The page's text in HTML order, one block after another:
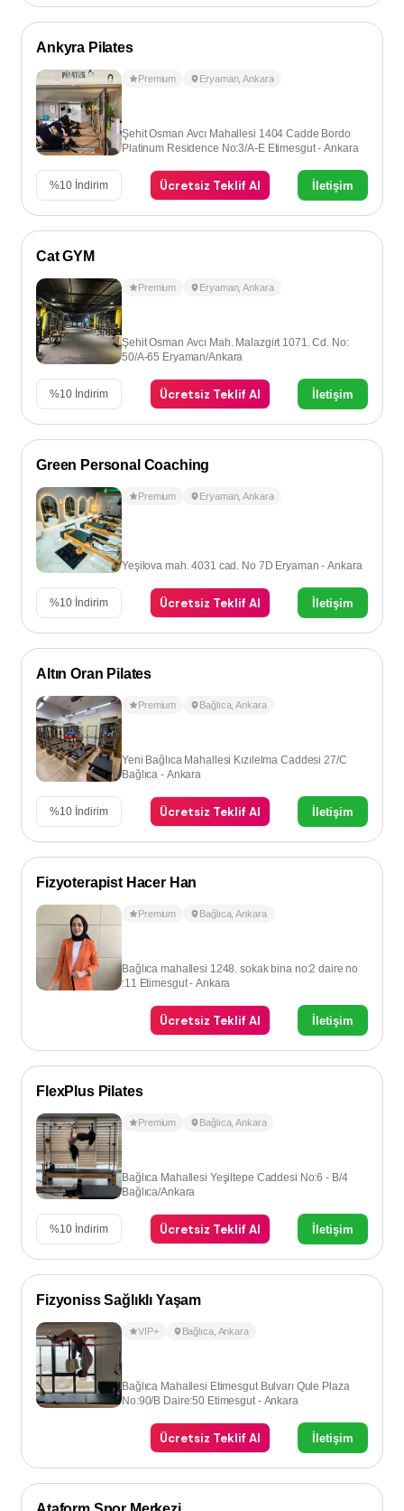
Ankyra Pilates
Premium Eryaman,Ankara
Şehit Osman Avcı Mahallesi 1404 Cadde Bordo
Platinum Residence No:3/A-E Etimesgut - Ankara
%10 İndirim Ücretsiz Teklif Al İletişim
Cat GYM
Premium Eryaman,Ankara
Şehit Osman Avcı Mah. Malazgirt 1071. Cd. No:
50/A-65 Eryaman/Ankara
%10 İndirim Ücretsiz Teklif Al İletişim
Green Personal Coaching
Premium Eryaman,Ankara
Yeşilova mah. 4031 cad. No 7D Eryaman - Ankara
%10 İndirim Ücretsiz Teklif Al İletişim
Altın Oran Pilates
Premium Bağlıca,Ankara
Yeni Bağlıca Mahallesi Kızılelma Caddesi 27/C
Bağlıca - Ankara
%10 İndirim Ücretsiz Teklif Al İletişim
Fizyoterapist Hacer Han
Premium Bağlıca,Ankara
Bağlıca mahallesi 1248. sokak bina no:2 daire no
:11 Etimesgut - Ankara
Ücretsiz Teklif Al İletişim
FlexPlus Pilates
Premium Bağlıca,Ankara
Bağlıca Mahallesi Yeşiltepe Caddesi No:6 - B/4
Bağlıca/Ankara
%10 İndirim Ücretsiz Teklif Al İletişim
Fizyoniss Sağlıklı Yaşam
VIP+ Bağlıca, Ankara
Bağlıca Mahallesi Etimesgut Bulvarı Qule Plaza
No:90/B Daire:50 Etimesgut - Ankara
Ücretsiz Teklif Al İletişim